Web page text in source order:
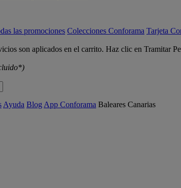
las promociones Colecciones Conforama Tarjeta
son aplicados en el carrito. Haz clic en Tramitar
Ayuda Blog App Conforama Baleares Canarias